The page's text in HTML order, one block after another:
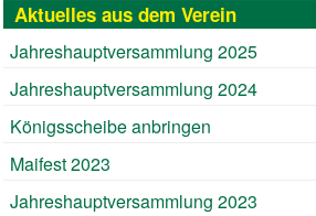
Aktuelles aus dem Verein
Jahreshauptversammlung 2025
Jahreshauptversammlung 2024
Königsscheibe anbringen
Maifest 2023
Jahreshauptversammlung 2023